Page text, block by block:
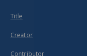
Title
Creator
Contributor